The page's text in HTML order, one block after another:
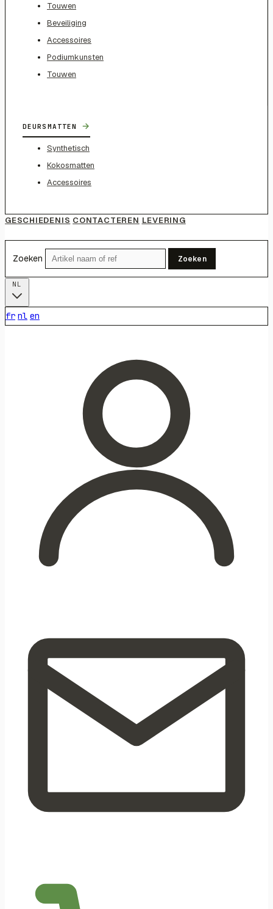
Touwen
Beveiliging
Accessoires
Podiumkunsten
Touwen
DEURSMATTEN →
Synthetisch
Kokosmatten
Accessoires
GESCHIEDENIS CONTACTEREN LEVERING
Zoeken Zoeken
fr nl en